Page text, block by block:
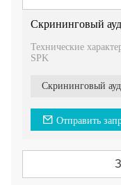
Скрининговый
Технические
SPK
Скрининговый
Отправить